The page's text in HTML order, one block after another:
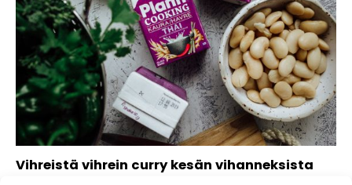
Vihreistä vihrein curry kesän vihanneksista